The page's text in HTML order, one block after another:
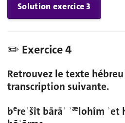
Solution exercice 3
✏️ Exercice 4
Retrouvez le texte
transcription suivante.
bereʾšît bārāʾ ʾælohîm ʾet